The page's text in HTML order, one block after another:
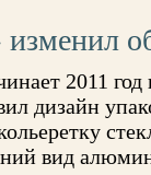
2011
дизайн
вид